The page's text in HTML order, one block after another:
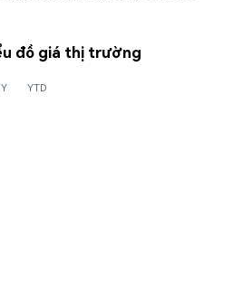
đồ giá thị trường
YTD